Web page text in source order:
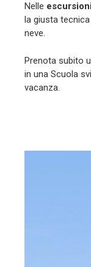
Nelle
la giusta
neve.
Prenota subito
in una Scuola
vacanza.